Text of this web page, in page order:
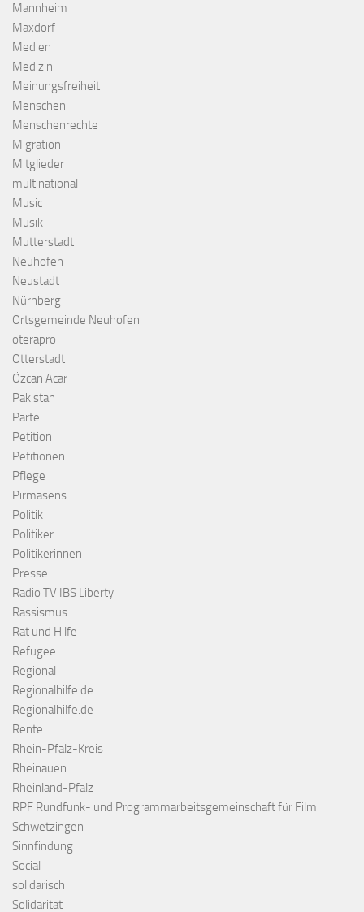
Mannheim
Maxdorf
Medien
Medizin
Meinungsfreiheit
Menschen
Menschenrechte
Migration
Mitglieder
multinational
Music
Musik
Mutterstadt
Neuhofen
Neustadt
Nürnberg
Ortsgemeinde Neuhofen
oterapro
Otterstadt
Özcan Acar
Pakistan
Partei
Petition
Petitionen
Pflege
Pirmasens
Politik
Politiker
Politikerinnen
Presse
Radio TV IBS Liberty
Rassismus
Rat und Hilfe
Refugee
Regional
Regionalhilfe.de
Regionalhilfe.de
Rente
Rhein-Pfalz-Kreis
Rheinauen
Rheinland-Pfalz
RPF Rundfunk- und Programmarbeitsgemeinschaft für Film
Schwetzingen
Sinnfindung
Social
solidarisch
Solidarität